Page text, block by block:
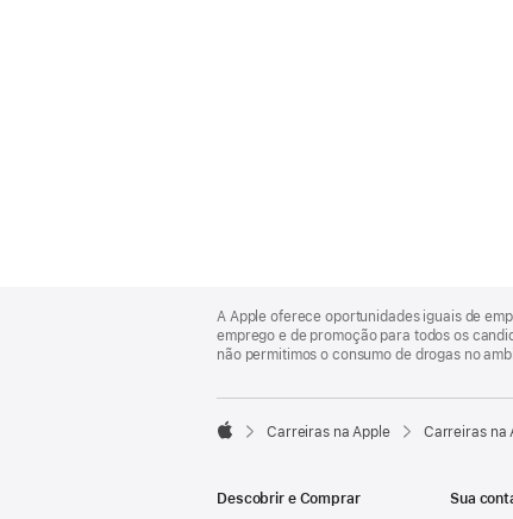
Footer
A Apple oferece oportunidades iguais de
emprego e de promoção para todos os
não permitimos o consumo de drogas no

Carreiras na Apple Carreiras na
Descobrir e Comprar
Sua